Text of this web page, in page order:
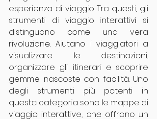
esperienza di viaggio. Tra questi, gli
strumenti di viaggio interattivi si
distinguono come una vera
rivoluzione. Aiutano i viaggiatori a
visualizzare le destinazioni,
organizzare gli itinerari e scoprire
gemme nascoste con facilità. Uno
degli strumenti più potenti in
questa categoria sono le mappe di
viaggio interattive, che offrono un